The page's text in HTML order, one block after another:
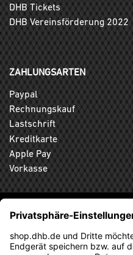
DHB Tickets
DHB Vereinsförderung 2022
ZAHLUNGSARTEN
Paypal
Rechnungskauf
Lastschrift
Kreditkarte
Apple Pay
Vorkasse
ABONNIEREN SIE DEN
NEWSLETTER UND
AKTION MEHR.